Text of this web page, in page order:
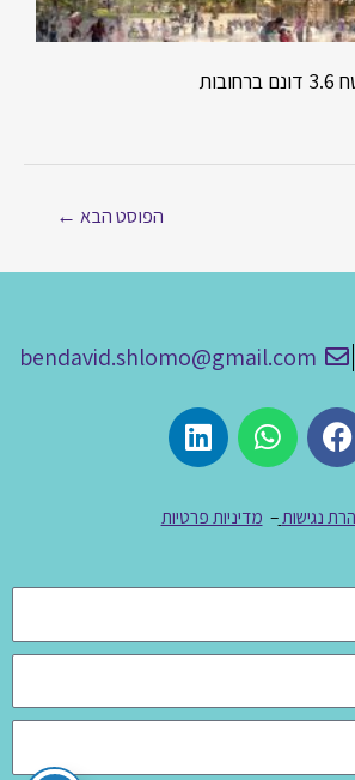
הפוסט הבא ←
bendavid.shlomo@gmail.com
נגישות – מדיניות פרטיות